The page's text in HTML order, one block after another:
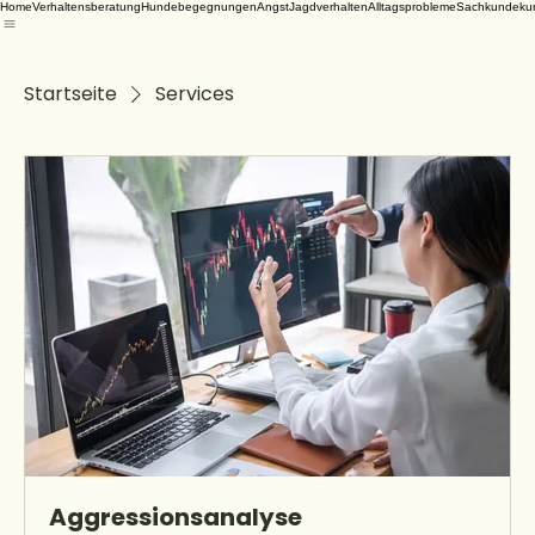
HomeVerhaltensberatungHundebegegnungenAngstJagdverhaltenAlltagsprobleme
Startseite Services
Aggressionsanalyse